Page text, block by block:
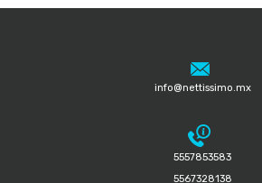
info@nettissimo.mx
5557853583
5567328138